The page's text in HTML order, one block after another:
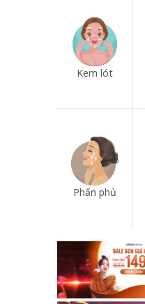
Kem lót
Phấn phủ